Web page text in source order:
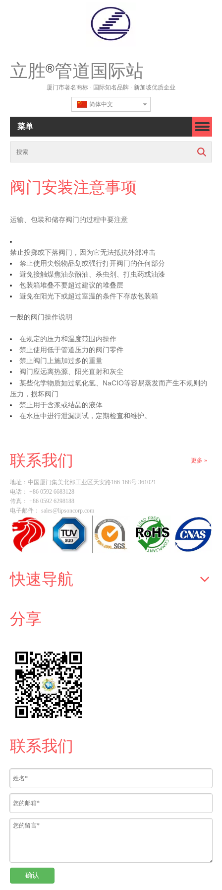
立胜®管道国际站
厦门市著名商标 · 国际知名品牌 · 新加坡优质企业
简体中文
菜单
阀门安装注意事项
运输、包装和储存阀门的过程中要注意
禁止投掷或下落阀门 ， 因为它无法抵抗外部冲击
禁止使用尖锐物品划或强行打开阀门的任何部分
避免接触煤焦油杂酚油、杀虫剂、打虫药或油漆
包装箱堆叠不要超过建议的堆叠层
避免在阳光下或超过室温的条件下存放包装箱
一般的阀门操作说明
在规定的压力和温度范围内操作
禁止使用低于管道压力的阀门零件
禁止 阀门上施加过多的重量
阀门应远离热源、阳光直射和 灰尘
某些化学物质如过氧化氢、 NaCIO等容易蒸发而产生不规则的
压力 ， 损坏阀门
禁止 用于含浆或结晶的液体
在水压中进行泄漏测试 ，定期检查和维护。
联系我们 更多 »
地址： 中国厦门集美北部工业区天安路166-168号 361021
电话： +86 0592 6683128
传真： +86 0592 6298188
电子邮件： sales@lipsoncorp.com
快速导航
分享
联系我们
确认